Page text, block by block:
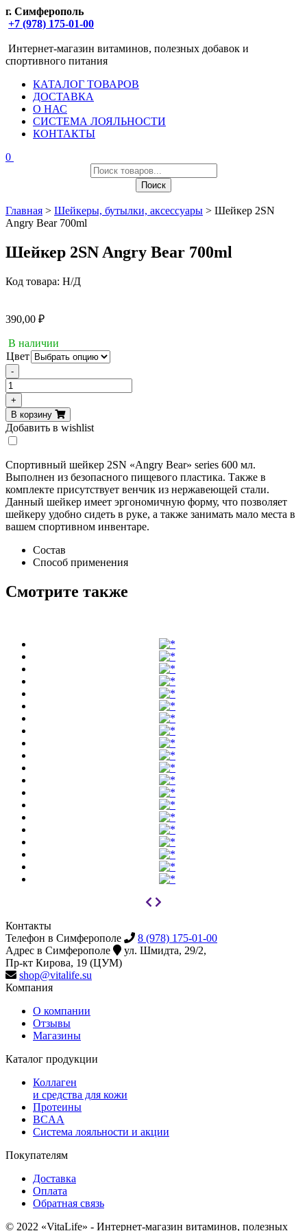
г. Симферополь
+7 (978) 175-01-00
Интернет-магазин витаминов, полезных добавок и
спортивного питания
КАТАЛОГ ТОВАРОВ
ДОСТАВКА
О НАС
СИСТЕМА ЛОЯЛЬНОСТИ
КОНТАКТЫ
0
Поиск
товаров
Поиск
Главная > Шейкеры, бутылки, аксессуары > Шейкер 2SN
Angry Bear 700ml
Шейкер 2SN Angry Bear 700ml
Код товара: Н/Д
390,00 ₽
В наличии
Цвет
-
Количество
товара
Шейкер
2SN
Angry
Bear
+
В корзину
Добавить в wishlist
Спортивный шейкер 2SN «Angry Bear» series 600 мл.
Выполнен из безопасного пищевого пластика. Также в
комплекте присутствует венчик из нержавеющей стали.
Данный шейкер имеет эргономичную форму, что позволяет
шейкеру удобно сидеть в руке, а также занимать мало места в
вашем спортивном инвентаре.
Состав
Способ применения
Смотрите также
Контакты
Телефон в Симферополе
8 (978) 175-01-00
Адрес в Симферополе
ул. Шмидта, 29/2,
Пр-кт Кирова, 19 (ЦУМ)
shop@vitalife.su
Компания
О компании
Отзывы
Магазины
Каталог продукции
Коллаген
и средства для кожи
Протеины
BCAA
Система лояльности и акции
Покупателям
Доставка
Оплата
Обратная связь
© 2022 «VitaLife» - Интернет-магазин витаминов, полезных